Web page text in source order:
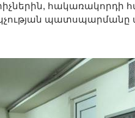
հակառակորդի